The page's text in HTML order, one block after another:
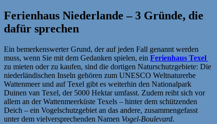
Ferienhaus Niederlande – 3 Gründe, die
dafür sprechen
Ein bemerkenswerter Grund, der auf jeden Fall genannt werden
muss, wenn Sie mit dem Gedanken spielen, ein Ferienhaus Texel
zu mieten oder zu kaufen, sind die dortigen Naturschutzgebiete: Die
niederländischen Inseln gehören zum UNESCO Weltnaturerbe
Wattenmeer und auf Texel gibt es weiterhin den Nationalpark
Duinen van Texel, der 5000 Hektar umfasst. Zudem reiht sich vor
allem an der Wattenmeerküste Texels – hinter dem schützenden
Deich – ein Vogelschutzgebiet an das andere, zusammengefasst
unter dem vielversprechenden Namen Vogel-Boulevard.